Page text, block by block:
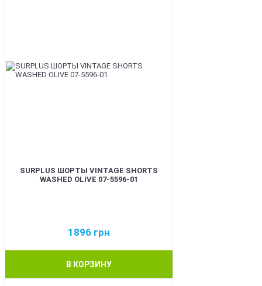
SURPLUS ШОРТЫ VINTAGE SHORTS
WASHED OLIVE 07-5596-01
1896 грн
В КОРЗИНУ